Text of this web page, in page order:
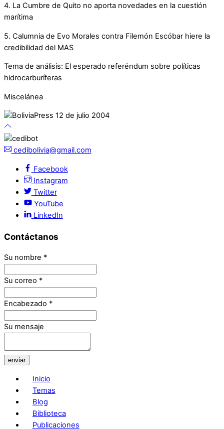
4. La Cumbre de Quito no aporta novedades en la cuestión
marítima
5. Calumnia de Evo Morales contra Filemón Escóbar hiere la
credibilidad del MAS
Tema de análisis: El esperado referéndum sobre políticas
hidrocarburíferas
Miscelánea
cedibolivia@gmail.com
Facebook
Instagram
Twitter
YouTube
LinkedIn
Contáctanos
Su nombre *
Su correo *
Encabezado *
Su mensaje
enviar
Inicio
Temas
Blog
Biblioteca
Publicaciones